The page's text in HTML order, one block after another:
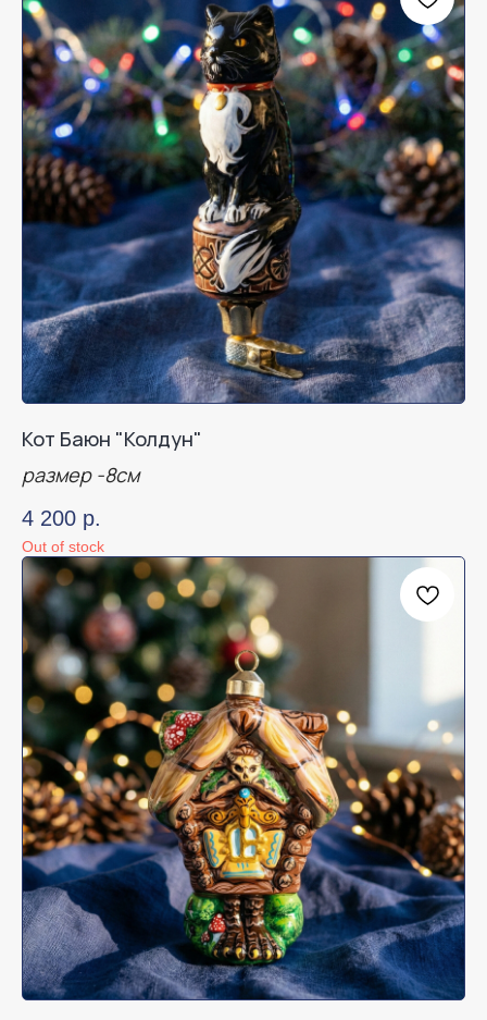
Кот Баюн "Колдун"
размер -8см
4 200 р.
Out of stock